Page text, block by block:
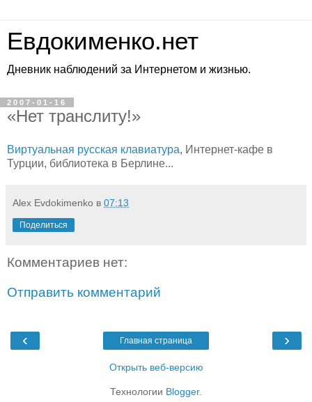
Евдокименко.нет
Дневник наблюдений за Интернетом и жизнью.
2007-01-16
«Нет транслиту!»
Виртуальная русская клавиатура, Интернет-кафе в
Турции, библиотека в Берлине...
Alex Evdokimenko в 07:13
Поделиться
Комментариев нет:
Отправить комментарий
‹ ›
Главная страница
Открыть веб-версию
Технологии Blogger.